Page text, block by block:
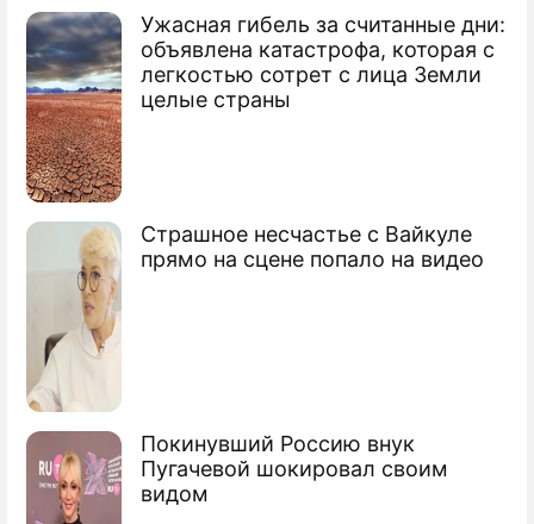
Ужасная гибель за считанные дни:
объявлена катастрофа, которая с
легкостью сотрет с лица Земли
целые страны
Страшное несчастье с Вайкуле
прямо на сцене попало на видео
Покинувший Россию внук
Пугачевой шокировал своим
видом
По теме
Рассел Кроу заснял НЛО
Найдены пригодные для жизни
экзопланеты
Астрономы открыли первобытную
галактику